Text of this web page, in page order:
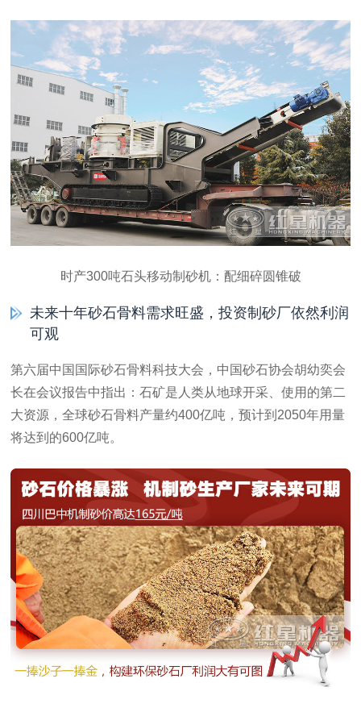
时产300吨石头移动制砂机：配细碎圆锥破
未来十年砂石骨料需求旺盛，投资制砂厂依然利润
可观
第六届中国国际砂石骨料科技大会，中国砂石协会胡幼奕会
长在会议报告中指出：石矿是人类从地球开采、使用的第二
大资源，全球砂石骨料产量约400亿吨，预计到2050年用量
将达到的600亿吨。